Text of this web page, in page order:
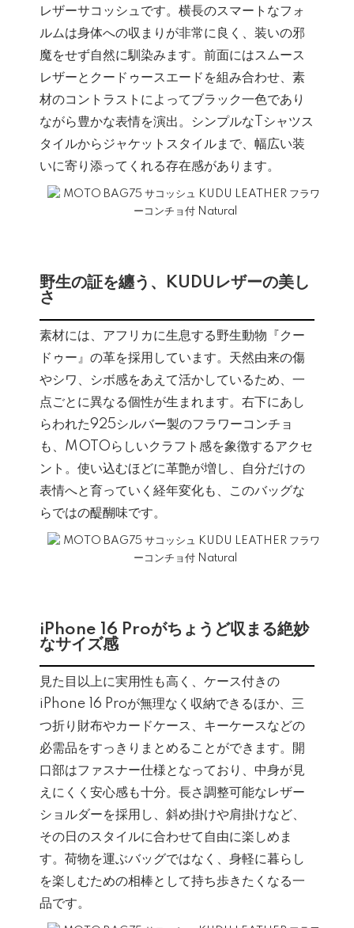
レザーサコッシュです。横長のスマートなフォ
ルムは身体への収まりが非常に良く、装いの邪
魔をせず自然に馴染みます。前面にはスムース
レザーとクードゥースエードを組み合わせ、素
材のコントラストによってブラック一色であり
ながら豊かな表情を演出。シンプルなTシャツス
タイルからジャケットスタイルまで、幅広い装
いに寄り添ってくれる存在感があります。
野生の証を纏う、KUDUレザーの美し
さ
素材には、アフリカに生息する野生動物『クー
ドゥー』の革を採用しています。天然由来の傷
やシワ、シボ感をあえて活かしているため、一
点ごとに異なる個性が生まれます。右下にあし
らわれた925シルバー製のフラワーコンチョ
も、MOTOらしいクラフト感を象徴するアクセ
ント。使い込むほどに革艶が増し、自分だけの
表情へと育っていく経年変化も、このバッグな
らではの醍醐味です。
iPhone 16 Proがちょうど収まる絶妙
なサイズ感
見た目以上に実用性も高く、ケース付きの
iPhone 16 Proが無理なく収納できるほか、三
つ折り財布やカードケース、キーケースなどの
必需品をすっきりまとめることができます。開
口部はファスナー仕様となっており、中身が見
えにくく安心感も十分。長さ調整可能なレザー
ショルダーを採用し、斜め掛けや肩掛けなど、
その日のスタイルに合わせて自由に楽しめま
す。荷物を運ぶバッグではなく、身軽に暮らし
を楽しむための相棒として持ち歩きたくなる一
品です。